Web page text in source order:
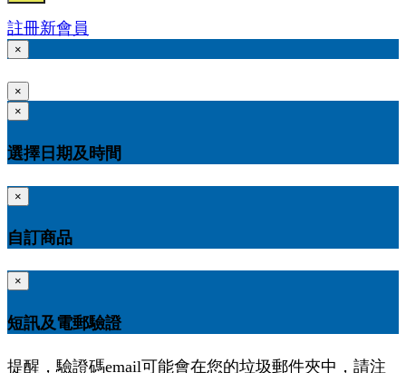
註冊新會員
×
×
×
選擇日期及時間
×
自訂商品
×
短訊及電郵驗證
提醒，驗證碼email可能會在您的垃圾郵件夾中，請注